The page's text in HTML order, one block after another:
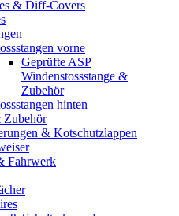
& Diff-Covers
vorne
Geprüfte ASP
Windenstossstange &
Zubehör
hinten
Zubehör
& Kotschutzlappen
Fahrwerk